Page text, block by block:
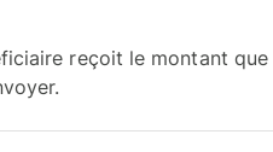
reçoit le montant que